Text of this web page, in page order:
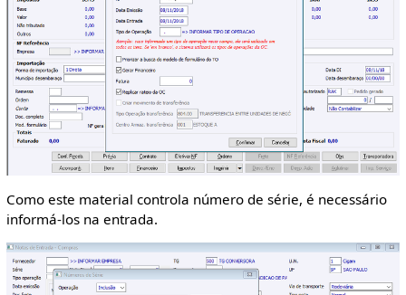
Como este material controla número de série, é necessário
informá-los na entrada.